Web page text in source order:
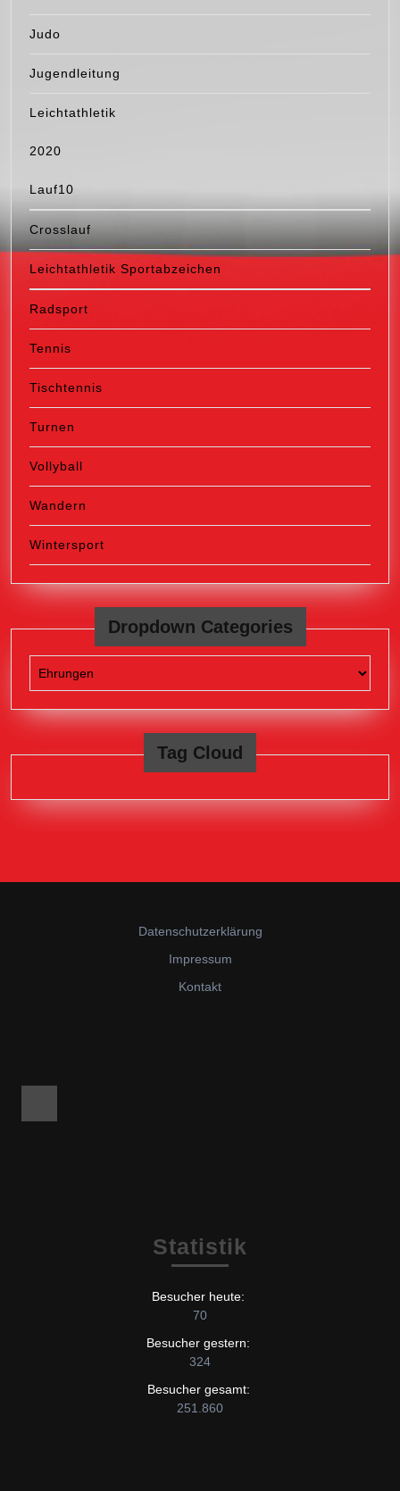
Judo
Jugendleitung
Leichtathletik
2020
Lauf10
Crosslauf
Leichtathletik Sportabzeichen
Radsport
Tennis
Tischtennis
Turnen
Vollyball
Wandern
Wintersport
Dropdown Categories
Tag Cloud
Datenschutzerklärung
Impressum
Kontakt
Statistik
Besucher heute:
70
Besucher gestern:
324
Besucher gesamt:
251.860